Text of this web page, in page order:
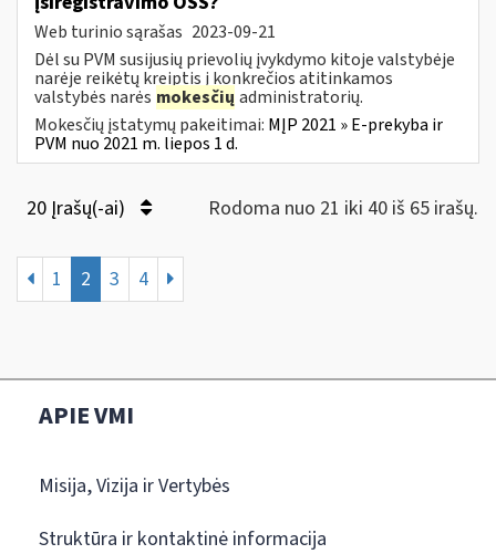
Web turinio sąrašas 2023-09-21
Dėl su PVM susijusių prievolių įvykdymo kitoje valstybėje
narėje reikėtų kreiptis į konkrečios atitinkamos
valstybės narės mokesčių administratorių.
Mokesčių įstatymų pakeitimai: MĮP 2021 » E-prekyba ir
PVM nuo 2021 m. liepos 1 d.
20 Įrašų(-ai) Rodoma nuo 21 iki 40 iš 65 irašų.
1 2 3 4
APIE VMI
Misija, Vizija ir Vertybės
Struktūra ir kontaktinė informacija